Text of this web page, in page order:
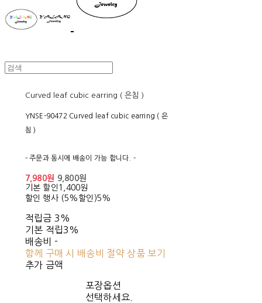
Curved leaf cubic earring ( 은침 )
YNSE-90472 Curved leaf cubic earring ( 은
침 )
- 주문과 동시에 배송이 가능 합니다. -
7,980원
9,800원
기본 할인 1,400원
할인 행사 (5%할인)5%
적립금 3%
기본 적립3%
배송비 -
함께 구매 시 배송비 절약 상품 보기
추가 금액
포장옵션
선택하세요.